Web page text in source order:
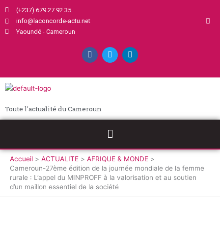
(+237) 679 27 92 35
info@laconcorde-actu.net
Yaoundé - Cameroun
F
a
k
T
w
L
i
Toute l'actualité du Cameroun
Menu
Accueil ACTUALITE
AFRIQUE & MONDE
Cameroun-27ème édition de la journée mondiale de la femme
rurale : L’appel du MINPROFF à la valorisation et au soutien
d’un maillon essentiel de la société